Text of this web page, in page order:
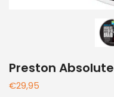
Preston
€29,95